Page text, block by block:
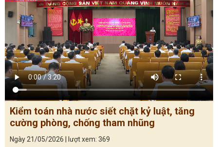
Kiểm toán nhà nước siết chặt kỷ luật, tăng
cường phòng, chống tham nhũng
Ngày 21/05/2026 | lượt xem: 369